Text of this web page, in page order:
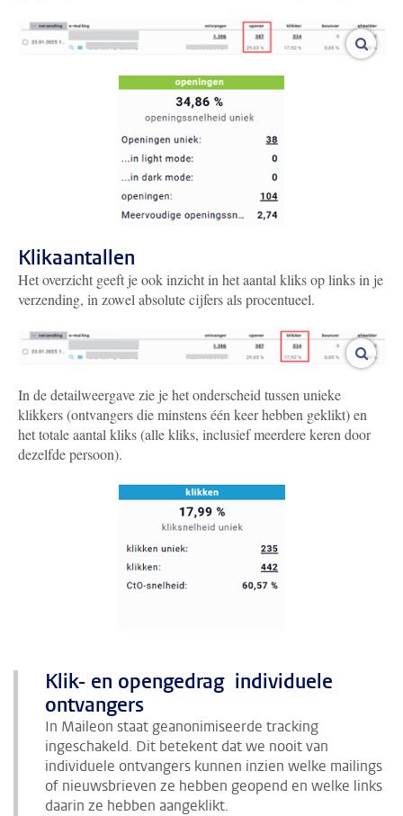
Klikaantallen
Het overzicht geeft je ook inzicht in het aantal kliks op links in je
verzending, in zowel absolute cijfers als procentueel.
In de detailweergave zie je het onderscheid tussen unieke
klikkers (ontvangers die minstens één keer hebben geklikt) en
het totale aantal kliks (alle kliks, inclusief meerdere keren door
dezelfde persoon).
Klik- en opengedrag individuele
ontvangers
In Maileon staat geanonimiseerde tracking
ingeschakeld. Dit betekent dat we nooit van
individuele ontvangers kunnen inzien welke mailings
of nieuwsbrieven ze hebben geopend en welke links
daarin ze hebben aangeklikt.